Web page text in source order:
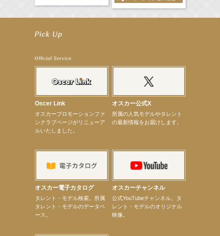
【昆虫ハンター牧田習】MARK IS 葛飾かなまち「キッズアライズ 昆虫ふしぎ発見隊」
【井頭愛海】『NEXCO西日本』TV-CM開始
【工藤綾乃】8月7日（金）スタート FOD SHORT『女優は毛穴まで嘘をつく』出演決定！
【笛木優子】8月13日（木）ドラマ『大空港〜GATE24〜』ゲスト出演決定！
【前川泰之】舞台「グレンギャリー・グレンロス」公演詳細解禁！
【elfin’】7thシングル『全世界』がFMたいはくでO.A.決定♪
【elfin’】7thシングル『全世界』がFM-UUでO.A.決定♪
【elfin’】8月16日（日）「全世界」発売記念イベント決定！
【elfin’】7thシングル『全世界』がFM TANABEでO.A.決定♪
【昆虫ハンター牧田習】宝塚市立手塚治虫記念館トークショー＆宝塚文化芸術センター昆虫展示イ
【井頭愛海】『小さなお葬式』TV-CM出演！
【定本楓馬】WEB DIGVII 連載企画『東京23時』に登場！
【髙橋ひかる】7月雑誌掲載情報
【elfin’】7thシングル『全世界』がFMふくろうでパワープレイO.A.決定
Oscer Link
オスカープロモーションファ
ンクラブページがリニューア
ルいたしました。
オスカー公式X
所属の人気モデルやタレント
の最新情報をお届けします。
オスカー電子カタログ
タレント・モデル検索。所属
タレント・モデルのデータベ
ース。
オスカーチャンネル
公式YouTubeチャンネル。タ
レント・モデルのオリジナル
映像。